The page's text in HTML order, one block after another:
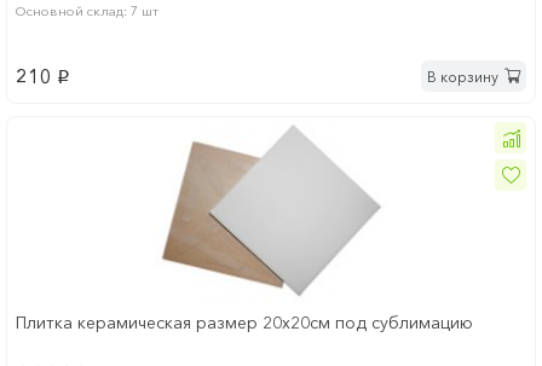
Основной склад: 7 шт
210 p В корзину
Плитка керамическая размер 20х20см под сублимацию